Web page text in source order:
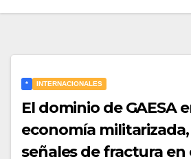
* INTERNACIONALES
El dominio de GAESA
economía militarizada,
señales de fractura en